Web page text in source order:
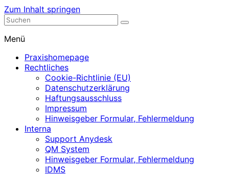
Zum Inhalt springen
Nephrologische Praxis mit Dialyse
Menü
Praxishomepage
Rechtliches
Cookie-Richtlinie (EU)
Datenschutzerklärung
Haftungsausschluss
Impressum
Hinweisgeber Formular, Fehlermeldung
Interna
Support Anydesk
QM System
Hinweisgeber Formular, Fehlermeldung
IDMS